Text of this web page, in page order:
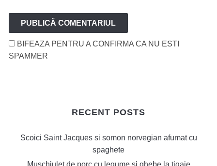
BIFEAZA PENTRU A CONFIRMA CA NU ESTI
SPAMMER
RECENT POSTS
Scoici Saint Jacques si somon norvegian afumat cu
spaghete
Muschiulet de porc cu legume si ghebe la tigaie